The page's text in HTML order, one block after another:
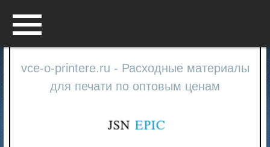
vce-o-printere.ru - Расходные материалы
для печати по оптовым ценам